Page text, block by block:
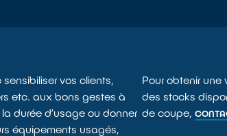
vos clients,
etc. aux bons gestes à
durée d’usage ou donner
équipements usagés,
Pour obtenir une
des stocks
de coupe,